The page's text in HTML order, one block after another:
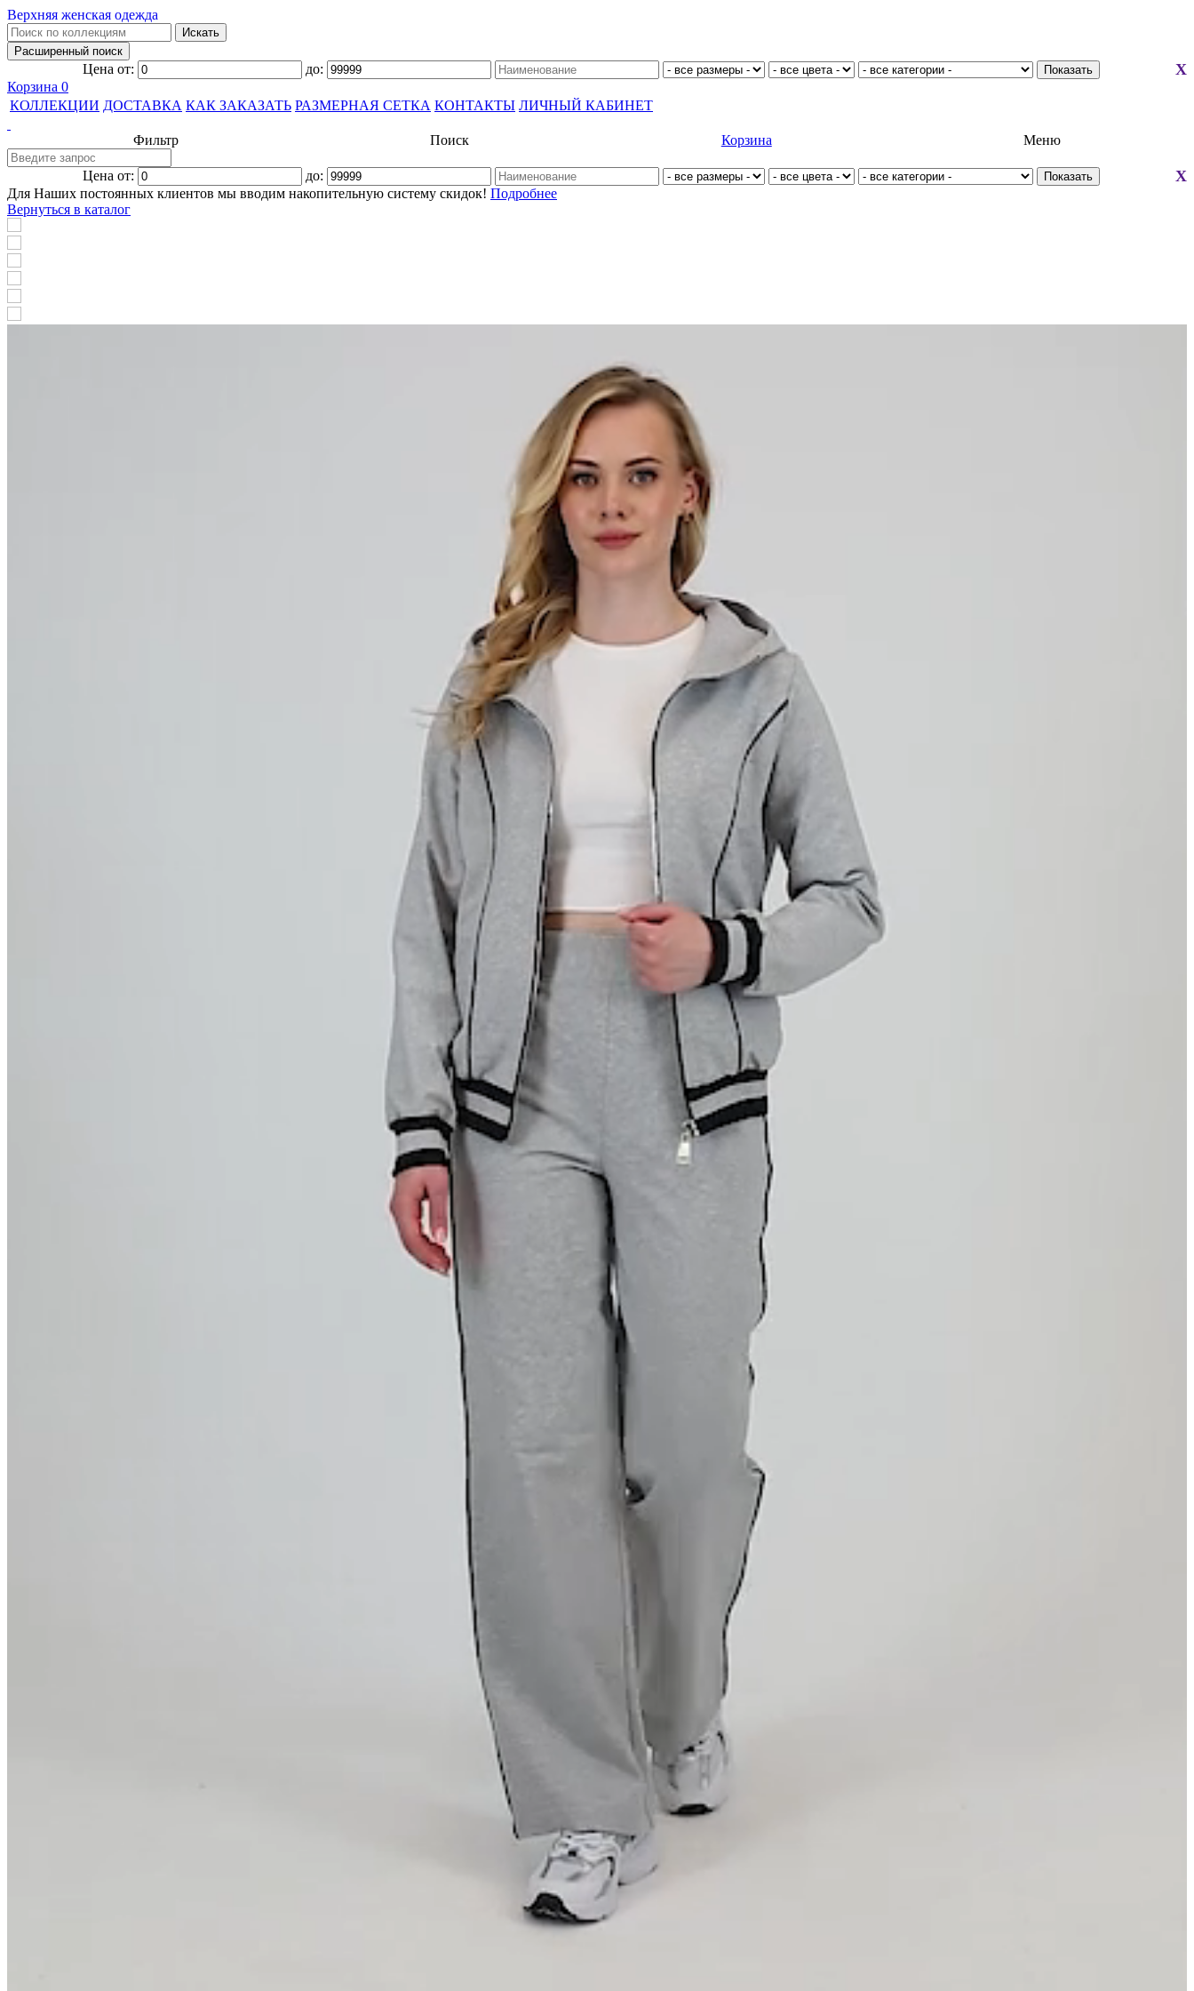
Верхняя женская одежда
Цена от: до: X
Корзина 0
КОЛЛЕКЦИИ ДОСТАВКА КАК ЗАКАЗАТЬ РАЗМЕРНАЯ СЕТКА КОНТАКТЫ ЛИЧНЫЙ КАБИНЕТ
Меню
Корзина
Поиск
Фильтр
Цена от: до: X
Для Наших постоянных клиентов мы вводим накопительную систему скидок! Подробнее
Вернуться в каталог